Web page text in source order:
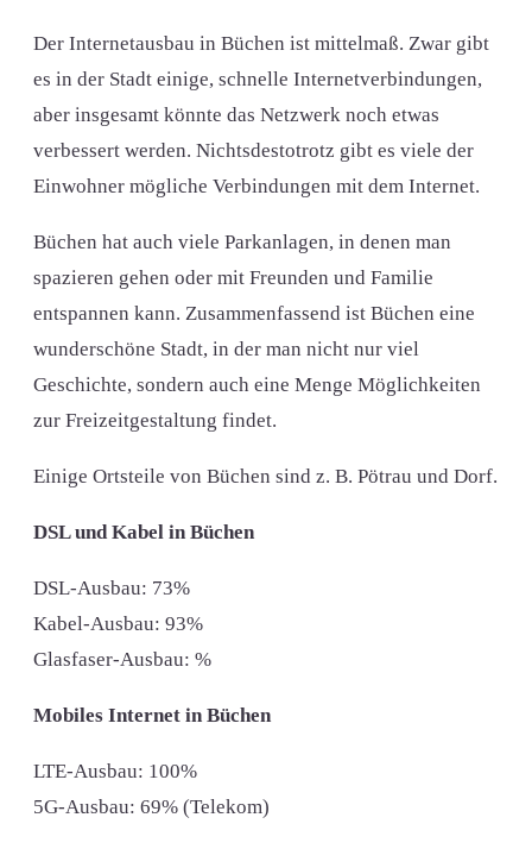
Der Internetausbau in Büchen ist mittelmaß. Zwar gibt
es in der Stadt einige, schnelle Internetverbindungen,
aber insgesamt könnte das Netzwerk noch etwas
verbessert werden. Nichtsdestotrotz gibt es viele der
Einwohner mögliche Verbindungen mit dem Internet.
Büchen hat auch viele Parkanlagen, in denen man
spazieren gehen oder mit Freunden und Familie
entspannen kann. Zusammenfassend ist Büchen eine
wunderschöne Stadt, in der man nicht nur viel
Geschichte, sondern auch eine Menge Möglichkeiten
zur Freizeitgestaltung findet.
Einige Ortsteile von Büchen sind z. B. Pötrau und Dorf.
DSL und Kabel in Büchen
DSL-Ausbau: 73%
Kabel-Ausbau: 93%
Glasfaser-Ausbau: %
Mobiles Internet in Büchen
LTE-Ausbau: 100%
5G-Ausbau: 69% (Telekom)